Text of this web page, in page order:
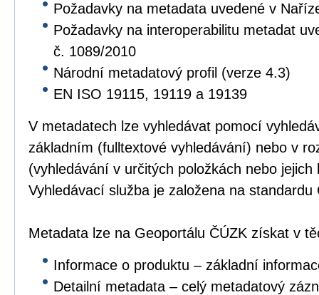
Požadavky na metadata uvedené v
Požadavky na interoperabilitu metadat
č. 1089/2010
Národní metadatový profil (verze 4.3)
EN ISO 19115, 19119 a 19139
V metadatech lze vyhledávat pomocí
základním (fulltextové vyhledávání) nebo v
(vyhledávání v určitých položkách nebo jejich
Vyhledávací služba je založena na standardu
Metadata lze na Geoportálu ČÚZK získat v
Informace o produktu – základní
Detailní metadata – celý metadatový